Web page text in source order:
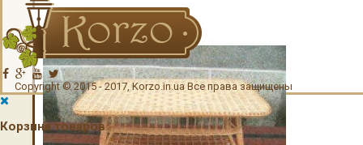
Плетеные санки
Copyright © 2015 - 2017, Korzo.in.ua Все права защищены
Корзина товаров